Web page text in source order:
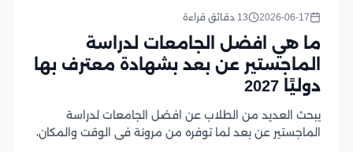
2026-06-17 13 دقائق قراءة
ما هي افضل الجامعات لدراسة
الماجستير عن بعد بشهادة معترف بها
دوليًا 2027
يبحث العديد من الطلاب عن افضل الجامعات لدراسة
الماجستير عن بعد لما توفره من مرونة في الوقت والمكان،